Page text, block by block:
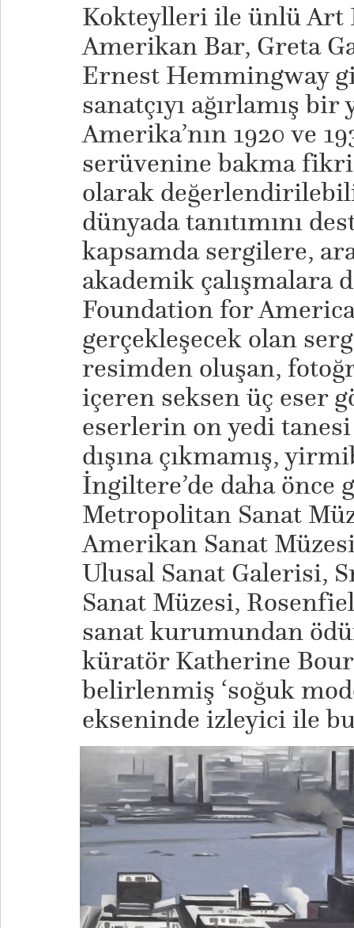
Kokteylleri ile ünlü Art
Amerikan Bar, Greta
Ernest Hemmingway
sanatçıyı ağırlamış bir
Amerika’nın 1920 ve
serüvenine bakma
olarak
dünyada tanıtımını
kapsamda sergilere,
akademik çalışmalara
Foundation for
gerçekleşecek olan
resimden oluşan,
içeren seksen üç eser
eserlerin on yedi
dışına çıkmamış,
İngiltere’de daha önce
Metropolitan Sanat
Amerikan Sanat
Ulusal Sanat Galerisi,
Sanat Müzesi,
sanat kurumundan
küratör Katherine
belirlenmiş ‘soğuk
ekseninde izleyici ile